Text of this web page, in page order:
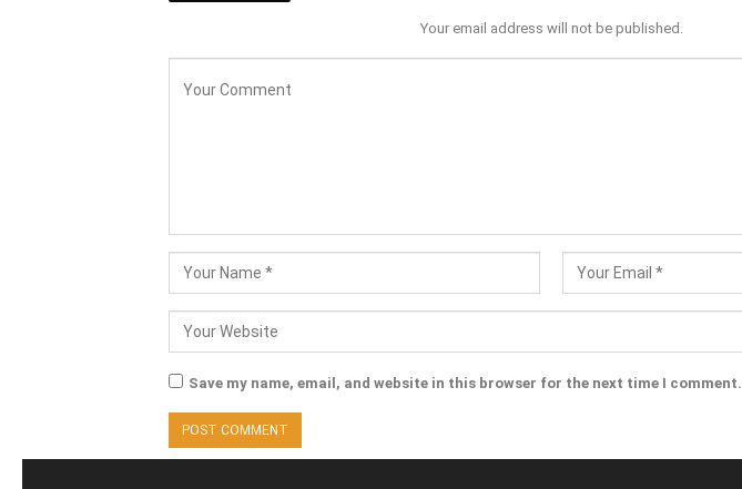
Your email address will not be published.
Save my name, email, and website in this browser for the next time I comment.